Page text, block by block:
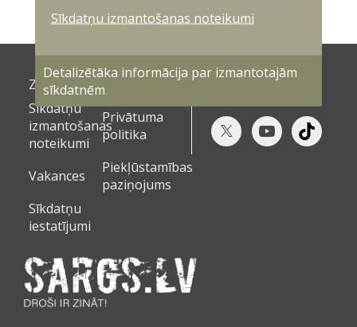
Ziņas
Dokumenti
Sīkdatņu
izmantošanas
noteikumi
Privātuma
politika
Vakances
Piekļūstamības
paziņojums
Sīkdatņu
iestatījumi
Sīkdatņu izmantošanas noteikumi
Detalizētāka informācija par izmantotajām
sīkdatnēm